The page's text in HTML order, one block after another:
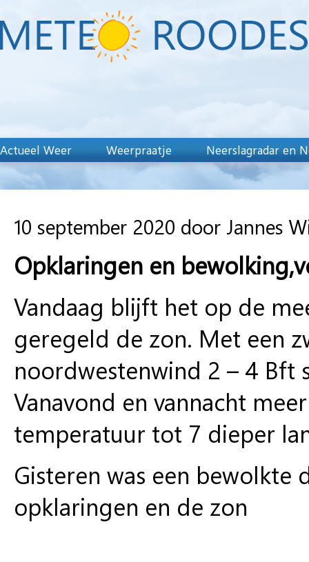
Actueel Weer Weerpraatje Neerslagradar en
10 september 2020 door Jannes
Opklaringen en
Vandaag blijft het op de
geregeld de zon. Met een
noordwestenwind 2 – 4 Bft
Vanavond en vannacht
temperatuur tot 7 dieper
Gisteren was een
opklaringen en de zon